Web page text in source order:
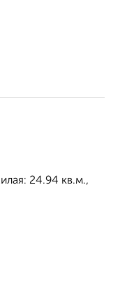
24.94 кв.м.,